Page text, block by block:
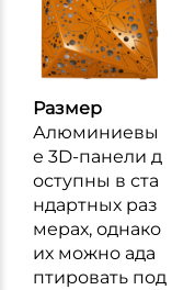
Размер
Алюминиевы
е 3D-панели д
оступны в ста
ндартных раз
мерах, однако
их можно ада
птировать под